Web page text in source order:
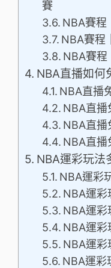
賽
NBA賽程
NBA賽程
NBA賽程
NBA直播如何
NBA直播
NBA直播
NBA直播
NBA直播
NBA運彩玩法
NBA運彩
NBA運彩
NBA運彩
NBA運彩
NBA運彩
NBA運彩